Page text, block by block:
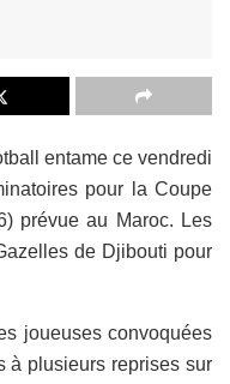
entame ce vendredi
pour la Coupe
prévue au Maroc. Les
de Djibouti pour
joueuses convoquées
à plusieurs reprises sur